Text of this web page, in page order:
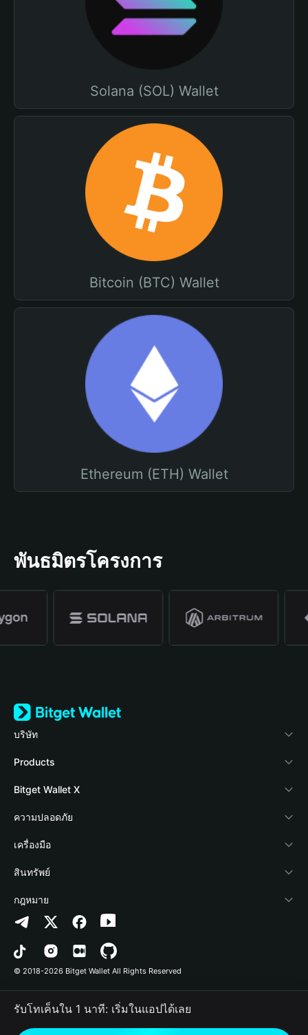
Solana (SOL) Wallet
Bitcoin (BTC) Wallet
Ethereum (ETH) Wallet
พันธมิตรโครงการ
บริษัท
เกี่ยวกับ Bitget Wallet
Blog
Academy
ข่าวสารด้านคริปโต
ศูนย์ช่วยเหลือ
ติดต่อเรา
ทรัพยากรข้อมูลของแบรนด์
อาชีพ
Products
Crypto Card
Stablecoin Earn
Payfi Crypto
Crypto Swap API
Altcoin Season Index
Prediction Markets
DApp
RWA
Bitget Wallet X
นักพัฒนา
เชื่อมต่อ Wallet
Bitget Wallet Pay
ลิสต์โปรเจกต์
ความปลอดภัย
Protection Fund
เทคโนโลยีความปลอดภัย
เครื่องมือ
ซื้อคริปโต
การตรวจจับการอนุญาต
การตรวจจับสัญญา
การโอนเป็นชุด
สินทรัพย์
Arbitrum
Avalanche
Bitcoin
Polygon
กฎหมาย
นโยบายความเป็นส่วนตัว
ข้อตกลงในการใช้บริการ
© 2018-2026 Bitget Wallet All Rights Reserved
รับโทเค็นใน 1 นาที: เริ่มในแอปได้เลย